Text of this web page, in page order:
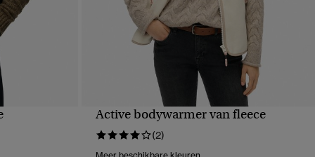
SNELLE WEERGAVE
Active bodywarmer van fleece
(2)